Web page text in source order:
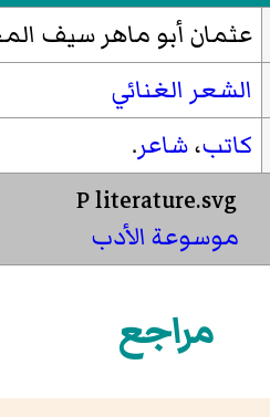
عثمان أبو ماهر سيف
الشعر الغنائي
كاتب،شاعر.
موسوعة الأدب
مراجع